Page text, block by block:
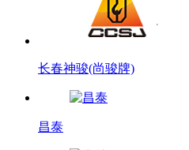
长春神骏(尚骏牌)
昌泰